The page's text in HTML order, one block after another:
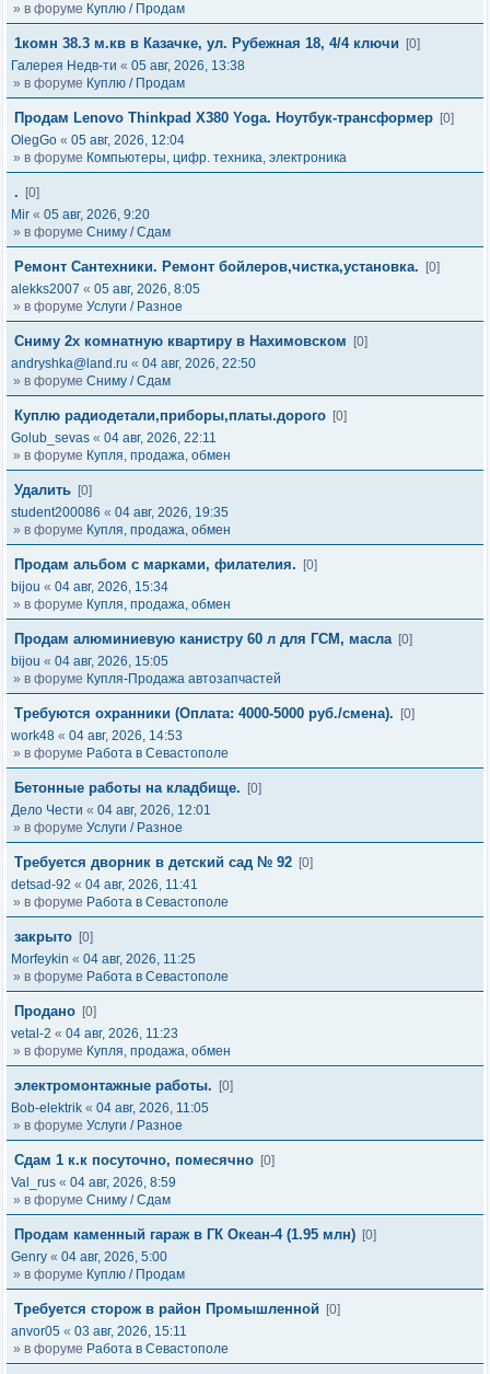
» в форуме Куплю / Продам
1комн 38.3 м.кв в Казачке, ул. Рубежная 18, 4/4 ключи
[0]
Галерея Недв-ти « 05 авг, 2026, 13:38
» в форуме Куплю / Продам
Продам Lenovo Thinkpad X380 Yoga. Ноутбук-трансформер [0]
OlegGo « 05 авг, 2026, 12:04
» в форуме Компьютеры, цифр. техника, электроника
.
[0]
Mir « 05 авг, 2026, 9:20
» в форуме Сниму / Сдам
Ремонт Сантехники. Ремонт бойлеров,чистка,установка.
[0]
alekks2007 « 05 авг, 2026, 8:05
» в форуме Услуги / Разное
Сниму 2х комнатную квартиру в Нахимовском
[0]
andryshka@land.ru « 04 авг, 2026, 22:50
» в форуме Сниму / Сдам
Куплю радиодетали,приборы,платы.дорого [0]
Golub_sevas « 04 авг, 2026, 22:11
» в форуме Купля, продажа, обмен
Удалить [0]
student200086 « 04 авг, 2026, 19:35
» в форуме Купля, продажа, обмен
Продам альбом с марками, филателия.
[0]
bijou « 04 авг, 2026, 15:34
» в форуме Купля, продажа, обмен
Продам алюминиевую канистру 60 л для ГСМ, масла [0]
bijou « 04 авг, 2026, 15:05
» в форуме Купля-Продажа автозапчастей
Требуются охранники (Оплата: 4000-5000 руб./смена).
[0]
work48 « 04 авг, 2026, 14:53
» в форуме Работа в Севастополе
Бетонные работы на кладбище.
[0]
Дело Чести « 04 авг, 2026, 12:01
» в форуме Услуги / Разное
Требуется дворник в детский сад № 92 [0]
detsad-92 « 04 авг, 2026, 11:41
» в форуме Работа в Севастополе
закрыто [0]
Morfeykin « 04 авг, 2026, 11:25
» в форуме Работа в Севастополе
Продано [0]
vetal-2 « 04 авг, 2026, 11:23
» в форуме Купля, продажа, обмен
электромонтажные работы.
[0]
Bob-elektrik « 04 авг, 2026, 11:05
» в форуме Услуги / Разное
Сдам 1 к.к посуточно, помесячно [0]
Val_rus « 04 авг, 2026, 8:59
» в форуме Сниму / Сдам
Продам каменный гараж в ГК Океан-4 (1.95 млн) [0]
Genry « 04 авг, 2026, 5:00
» в форуме Куплю / Продам
Требуется сторож в район Промышленной
[0]
anvor05 « 03 авг, 2026, 15:11
» в форуме Работа в Севастополе